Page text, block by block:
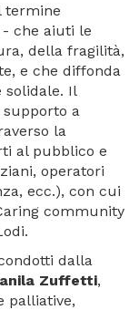
termine
che aiuti le
della fragilità,
e che diffonda
solidale. Il
a
la
al pubblico e
operatori
ecc.), con cui
community
dalla
Zuffetti,
palliative,